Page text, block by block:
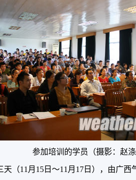
参加培训的学员（摄影：赵
天（11月15日～11月17日），由广